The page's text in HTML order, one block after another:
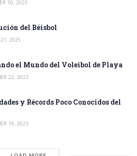
10, 2023
del Béisbol
2025
el Mundo del Voleibol de Playa
22, 2023
y Récords Poco Conocidos del
19, 2023